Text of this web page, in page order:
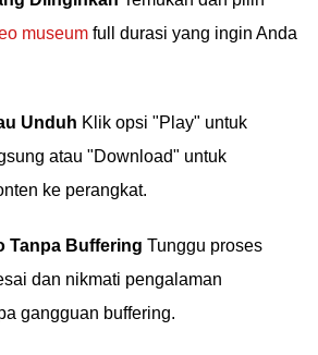
museum full durasi yang ingin Anda
Unduh Klik opsi "Play" untuk
atau "Download" untuk
ke perangkat.
Tanpa Buffering Tunggu proses
dan nikmati pengalaman
gangguan buffering.